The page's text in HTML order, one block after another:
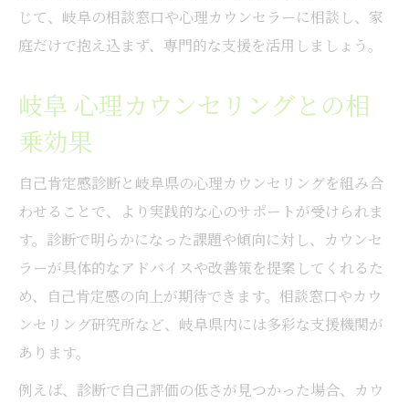
じて、岐阜の相談窓口や心理カウンセラーに相談し、家
庭だけで抱え込まず、専門的な支援を活用しましょう。
岐阜 心理カウンセリングとの相
乗効果
自己肯定感診断と岐阜県の心理カウンセリングを組み合
わせることで、より実践的な心のサポートが受けられま
す。診断で明らかになった課題や傾向に対し、カウンセ
ラーが具体的なアドバイスや改善策を提案してくれるた
め、自己肯定感の向上が期待できます。相談窓口やカウ
ンセリング研究所など、岐阜県内には多彩な支援機関が
あります。
例えば、診断で自己評価の低さが見つかった場合、カウ